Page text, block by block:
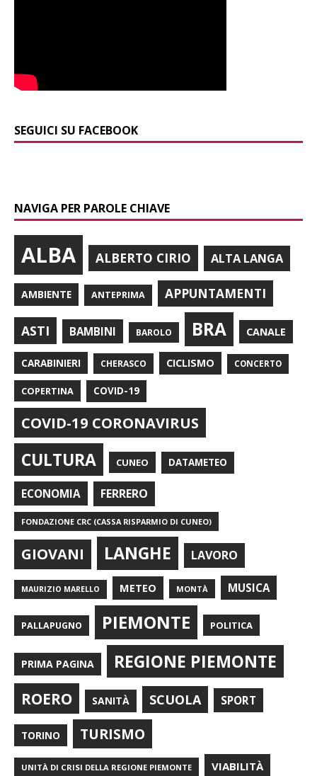
SEGUICI SU FACEBOOK
NAVIGA PER PAROLE CHIAVE
ALBA ALBERTO CIRIO ALTA LANGA
AMBIENTE ANTEPRIMA APPUNTAMENTI
ASTI BAMBINI BAROLO BRA CANALE
CARABINIERI CHERASCO CICLISMO CONCERTO
COPERTINA COVID-19
COVID-19 CORONAVIRUS
CULTURA CUNEO DATAMETEO
ECONOMIA FERRERO
FONDAZIONE CRC (CASSA RISPARMIO DI CUNEO)
GIOVANI LANGHE LAVORO
MAURIZIO MARELLO METEO MONTÀ MUSICA
PALLAPUGNO PIEMONTE POLITICA
PRIMA PAGINA REGIONE PIEMONTE
ROERO SANITÀ SCUOLA SPORT
TORINO TURISMO
UNITÀ DI CRISI DELLA REGIONE PIEMONTE VIABILITÀ